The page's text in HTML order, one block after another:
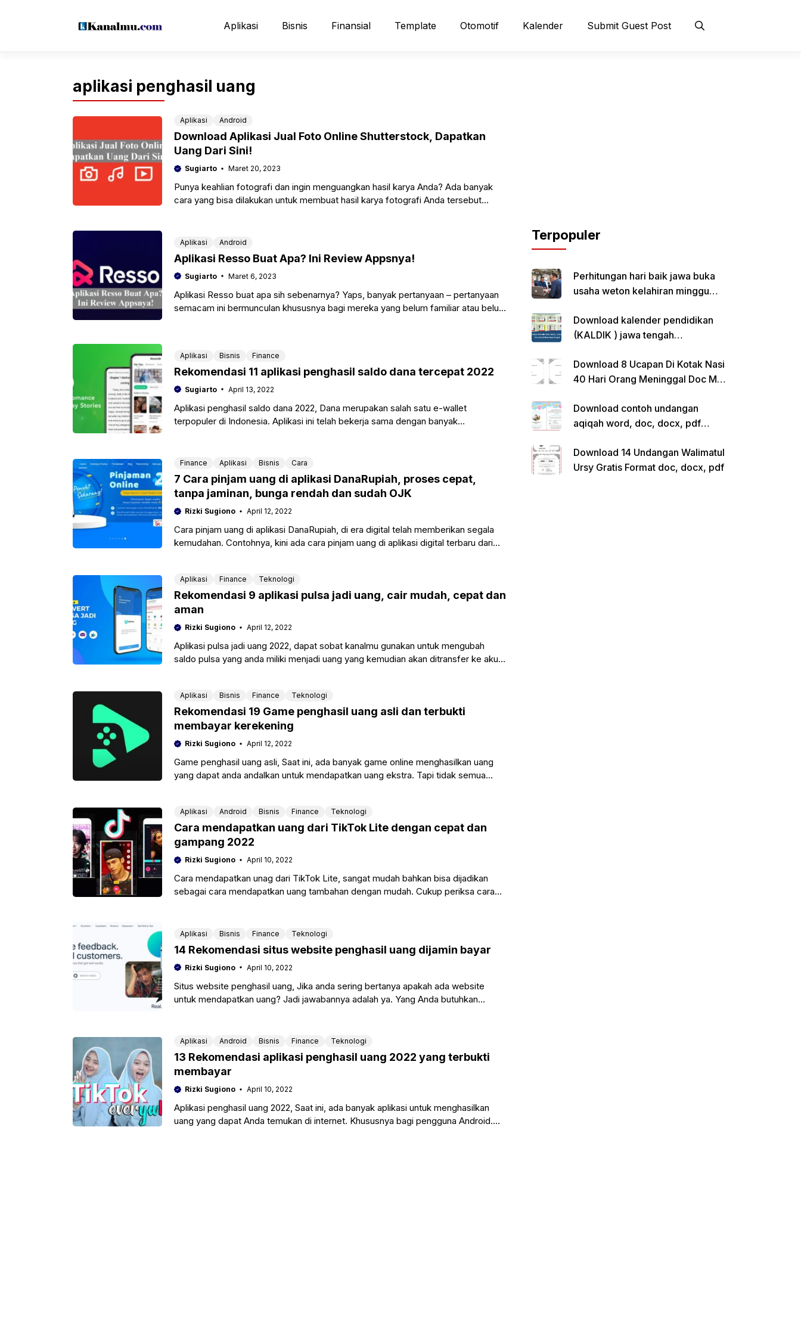
Aplikasi Bisnis Finansial Template Otomotif Kalender Submit Guest Post
aplikasi penghasil uang
Aplikasi Android
Download Aplikasi Jual Foto Online Shutterstock, Dapatkan
Uang Dari Sini!
Sugiarto Maret 20, 2023
Punya keahlian fotografi dan ingin menguangkan hasil karya Anda? Ada banyak
cara yang bisa dilakukan untuk membuat hasil karya fotografi Anda tersebut
Aplikasi Android
Aplikasi Resso Buat Apa? Ini Review Appsnya!
Sugiarto Maret 6, 2023
Aplikasi Resso buat apa sih sebenarnya? Yaps, banyak pertanyaan – pertanyaan
semacam ini bermunculan khususnya bagi mereka yang belum familiar atau belum
Aplikasi Bisnis Finance
Rekomendasi 11 aplikasi penghasil saldo dana tercepat 2022
Sugiarto April 13, 2022
Aplikasi penghasil saldo dana 2022, Dana merupakan salah satu e-wallet
terpopuler di Indonesia. Aplikasi ini telah bekerja sama dengan banyak
Finance Aplikasi Bisnis Cara
7 Cara pinjam uang di aplikasi DanaRupiah, proses cepat,
tanpa jaminan, bunga rendah dan sudah OJK
Rizki Sugiono April 12, 2022
Cara pinjam uang di aplikasi DanaRupiah, di era digital telah memberikan segala
kemudahan. Contohnya, kini ada cara pinjam uang di aplikasi digital terbaru dari
Aplikasi Finance Teknologi
Rekomendasi 9 aplikasi pulsa jadi uang, cair mudah, cepat dan
aman
Rizki Sugiono April 12, 2022
Aplikasi pulsa jadi uang 2022, dapat sobat kanalmu gunakan untuk mengubah
saldo pulsa yang anda miliki menjadi uang yang kemudian akan ditransfer ke akun
Aplikasi Bisnis Finance Teknologi
Rekomendasi 19 Game penghasil uang asli dan terbukti
membayar kerekening
Rizki Sugiono April 12, 2022
Game penghasil uang asli, Saat ini, ada banyak game online menghasilkan uang
yang dapat anda andalkan untuk mendapatkan uang ekstra. Tapi tidak semua
Aplikasi Android Bisnis Finance Teknologi
Cara mendapatkan uang dari TikTok Lite dengan cepat dan
gampang 2022
Rizki Sugiono April 10, 2022
Cara mendapatkan unag dari TikTok Lite, sangat mudah bahkan bisa dijadikan
sebagai cara mendapatkan uang tambahan dengan mudah. Cukup periksa cara
Aplikasi Bisnis Finance Teknologi
14 Rekomendasi situs website penghasil uang dijamin bayar
Rizki Sugiono April 10, 2022
Situs website penghasil uang, Jika anda sering bertanya apakah ada website
untuk mendapatkan uang? Jadi jawabannya adalah ya. Yang Anda butuhkan
Aplikasi Android Bisnis Finance Teknologi
13 Rekomendasi aplikasi penghasil uang 2022 yang terbukti
membayar
Rizki Sugiono April 10, 2022
Aplikasi penghasil uang 2022, Saat ini, ada banyak aplikasi untuk menghasilkan
uang yang dapat Anda temukan di internet. Khususnya bagi pengguna Android.
Terpopuler
Perhitungan hari baik jawa buka
usaha weton kelahiran minggu
Download kalender pendidikan
(KALDIK ) jawa tengah
Download 8 Ucapan Di Kotak Nasi
40 Hari Orang Meninggal Doc Ms.
Download contoh undangan
aqiqah word, doc, docx, pdf
Download 14 Undangan Walimatul
Ursy Gratis Format doc, docx, pdf